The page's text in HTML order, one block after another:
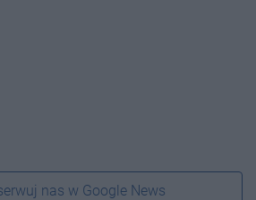
nas w Google News